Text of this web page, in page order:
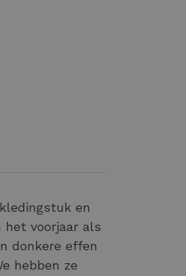
en
het voorjaar als
donkere effen
hebben ze